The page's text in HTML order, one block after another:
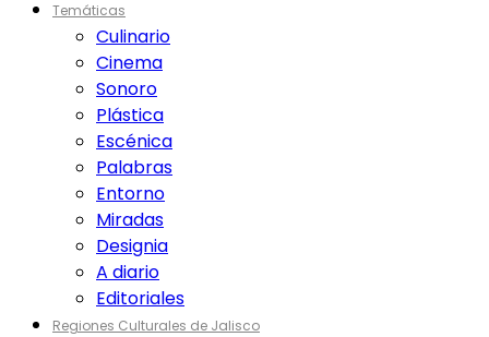
Temáticas
Culinario
Cinema
Sonoro
Plástica
Escénica
Palabras
Entorno
Miradas
Designia
A diario
Editoriales
Regiones Culturales de Jalisco